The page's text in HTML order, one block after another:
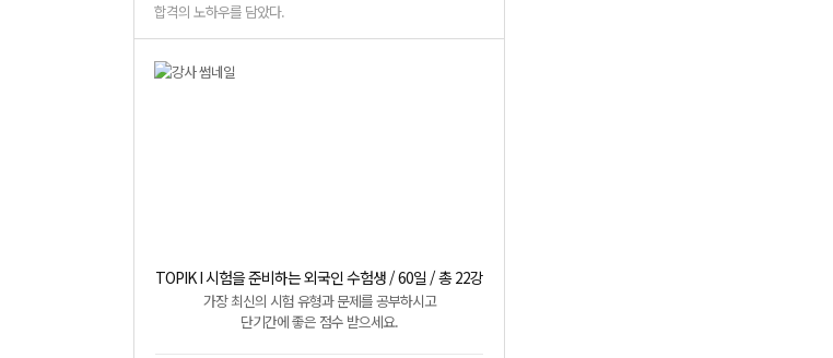
합격의 노하우를 담았다.
TOPIK I 시험을 준비하는 외국인 수험생 / 60일 / 총 22강
가장 최신의 시험 유형과 문제를 공부하시고
단기간에 좋은 점수 받으세요.